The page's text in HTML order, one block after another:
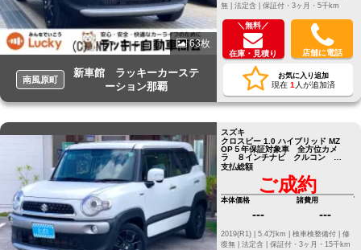
63枚
南風原町
新車館 ラッキーカーステ
ーション那覇
無 | 法定含 | 保証付・3ヶ月・5千km
＼無料／
在庫・見積り 店舗に電話
お気に入り追加
現在 1 人が追加済
スズキ
クロスビー 1.0 ハイブリッド MZ
OP５年保証対象車 全方位カメ
ラ ８インチナビ クルコン
ETC LEDヘッドライト オートラ
イト
支払総額
ご成約
本体価格
---
諸費用
---
修
復無 | 法定含 | 保証付・3ヶ月・15千km